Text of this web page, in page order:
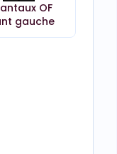
OF
gauche